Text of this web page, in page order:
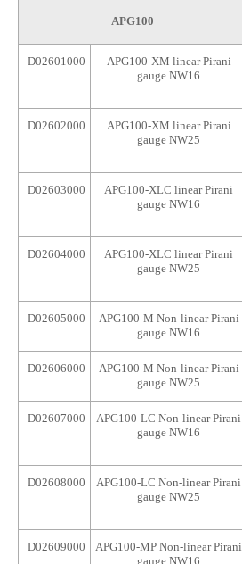
APG100
D02601000
APG100-XM linear Pirani
gauge NW16
D02602000
APG100-XM linear Pirani
gauge NW25
D02603000
APG100-XLC linear Pirani
gauge NW16
D02604000
APG100-XLC linear Pirani
gauge NW25
D02605000
APG100-M Non-linear Pirani
gauge NW16
D02606000
APG100-M Non-linear Pirani
gauge NW25
D02607000
APG100-LC Non-linear Pirani
gauge NW16
D02608000
APG100-LC Non-linear Pirani
gauge NW25
D02609000
APG100-MP Non-linear Pirani
gauge NW16